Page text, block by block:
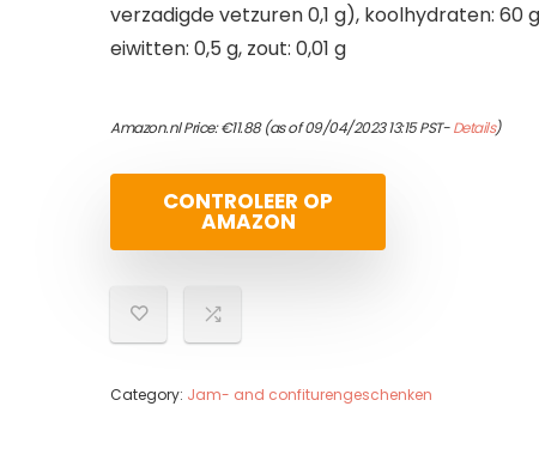
verzadigde vetzuren 0,1 g), koolhydraten: 60
eiwitten: 0,5 g, zout: 0,01 g
Amazon.nl Price:€11.88(as of 09/04/2023 13:15 PST-Details)
CONTROLEER OP
AMAZON
Category: Jam- and confiturengeschenken